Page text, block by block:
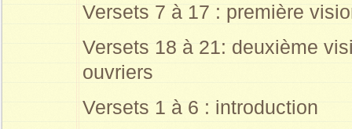
Versets 7 à 17 : première
Versets 18 à 21: deuxième
ouvriers
Versets 1 à 6 : introduction